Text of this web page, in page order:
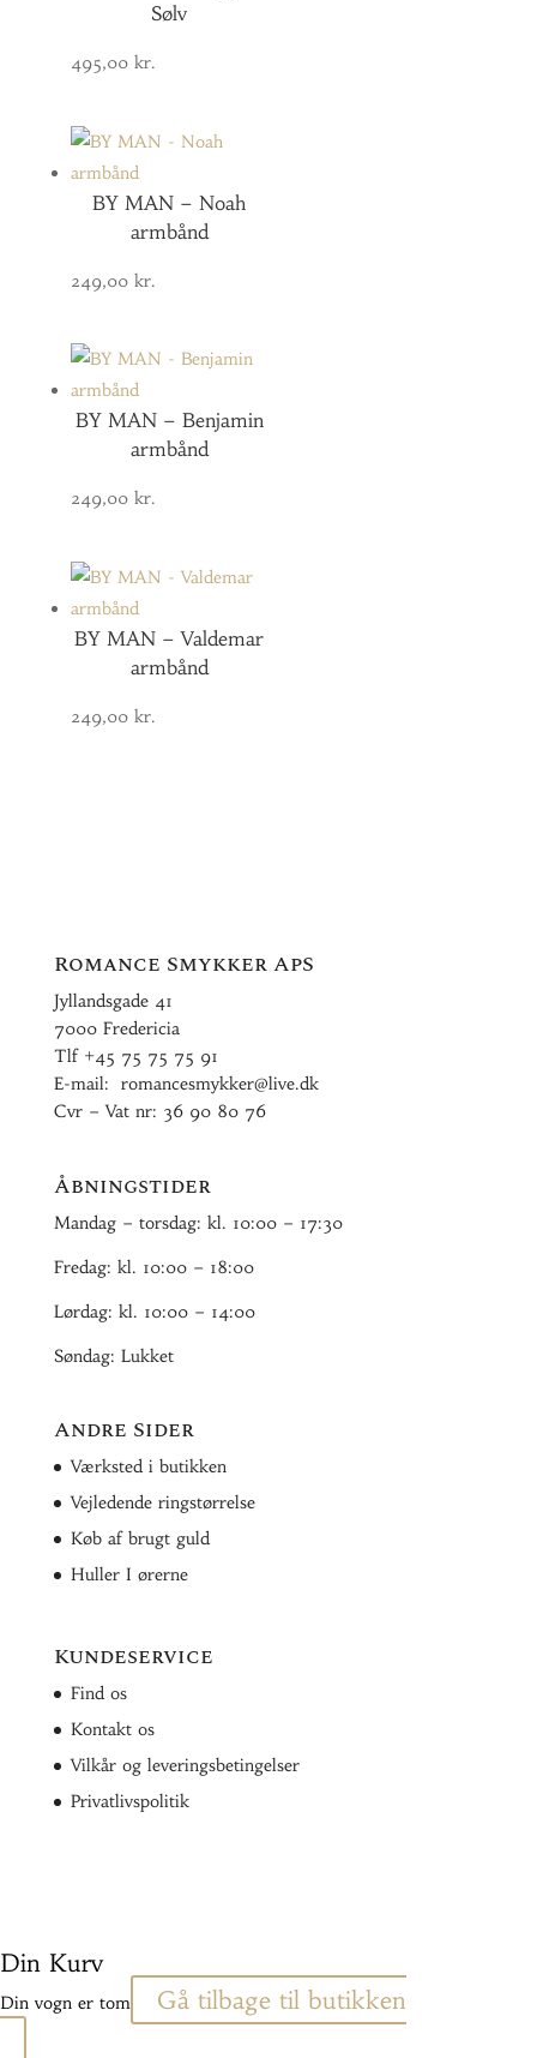
Sølv
495,00 kr.
BY MAN – Noah
armbånd
249,00 kr.
BY MAN – Benjamin
armbånd
249,00 kr.
BY MAN – Valdemar
armbånd
249,00 kr.
Romance Smykker ApS
Jyllandsgade 41
7000 Fredericia
Tlf +45 75 75 75 91
E-mail: romancesmykker@live.dk
Cvr – Vat nr: 36 90 80 76
Åbningstider
Mandag – torsdag: kl. 10:00 – 17:30
Fredag: kl. 10:00 – 18:00
Lørdag: kl. 10:00 – 14:00
Søndag: Lukket
Andre Sider
Værksted i butikken
Vejledende ringstørrelse
Køb af brugt guld
Huller I ørerne
Kundeservice
Find os
Kontakt os
Vilkår og leveringsbetingelser
Privatlivspolitik
Din Kurv
Din vogn er tom Gå tilbage til butikken